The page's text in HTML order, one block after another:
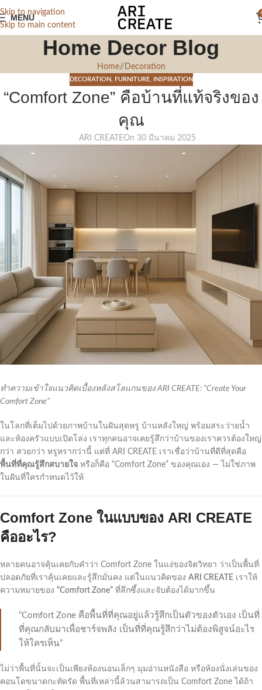
Skip to navigation
Skip to main content
MENU
Home Decor Blog
Home/ Decoration
DECORATION FURNITURE, INSPIRATION
“Comfort Zone” คือบ้านที่แท้จริงของ
คุณ
ARI CREATEOn 30 มีนาคม 2025
ทำความเข้าใจแนวคิดเบื้องหลังสโลแกนของ ARI CREATE: “Create Your
Comfort Zone”
ในโลกที่เต็มไปด้วยภาพบ้านในฝันสุดหรู บ้านหลังใหญ่ พร้อมสระว่ายน้ำ
และห้องครัวแบบเปิดโล่ง เราทุกคนอาจเคยรู้สึกว่าบ้านของเราควรต้องใหญ่
กว่า สวยกว่า หรูหรากว่านี้ แต่ที่ ARI CREATE เราเชื่อว่าบ้านที่ดีที่สุดคือ
พื้นที่ที่คุณรู้สึกสบายใจ หรือก็คือ “Comfort Zone” ของคุณเอง — ไม่ใช่ภาพ
ในฝันที่ใครกำหนดไว้ให้
Comfort Zone ในแบบของ ARI CREATE
คืออะไร?
หลายคนอาจคุ้นเคยกับคำว่า Comfort Zone ในแง่ของจิตวิทยา ว่าเป็นพื้นที่
ปลอดภัยที่เราคุ้นเคยและรู้สึกมั่นคง แต่ในแนวคิดของ ARI CREATE เราให้
ความหมายของ “Comfort Zone” ที่ลึกซึ้งและจับต้องได้มากขึ้น
“Comfort Zone คือพื้นที่ที่คุณอยู่แล้วรู้สึกเป็นตัวของตัวเอง เป็นที่
ที่คุณกลับมาเพื่อชาร์จพลัง เป็นที่ที่คุณรู้สึกว่าไม่ต้องพิสูจน์อะไร
ให้ใครเห็น”
ไม่ว่าพื้นที่นั้นจะเป็นเพียงห้องนอนเล็กๆ มุมอ่านหนังสือ หรือห้องนั่งเล่นของ
คอนโดขนาดกะทัดรัด พื้นที่เหล่านี้ล้วนสามารถเป็น Comfort Zone ได้ถ้า